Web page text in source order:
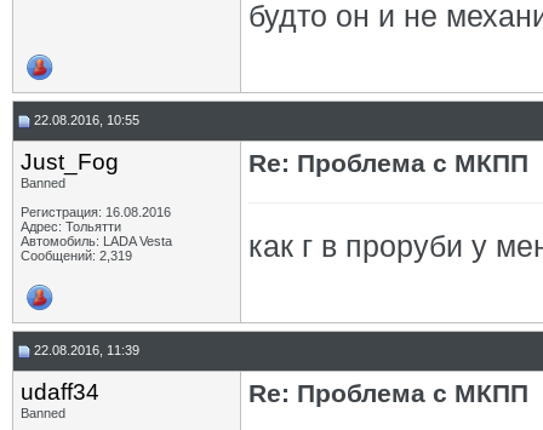
будто он и не
22.08.2016, 10:55
Just_Fog
Banned
Регистрация: 16.08.2016
Адрес: Тольятти
Автомобиль: LADA Vesta
Сообщений: 2,319
Re: Проблема с МКПП
как г в проруби у
22.08.2016, 11:39
udaff34
Banned
Re: Проблема с МКПП